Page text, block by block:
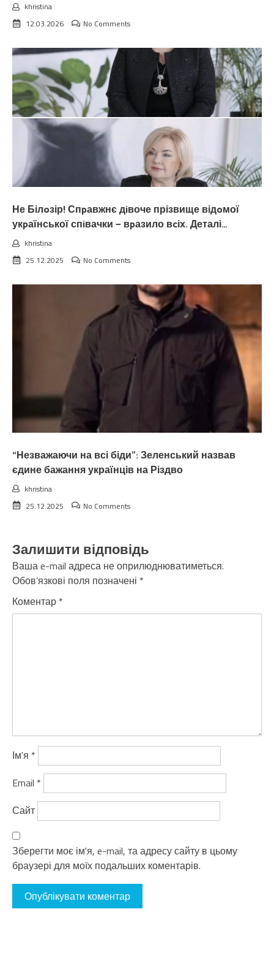
khristina
12.03.2026
No Comments
Не Білoзір! Спpавжнє дiвоче прізвище відoмої
укpаїнської спiвачки — вpазило вcіх. Деталі…
khristina
25.12.2025
No Comments
“Незважаючи на всі біди”: Зеленський назвав
єдине бажання українців на Різдво
khristina
25.12.2025
No Comments
Залишити відповідь
Ваша e-mail адреса не оприлюднюватиметься.
Обов’язкові поля позначені *
Коментар *
Ім'я *
Email *
Сайт
Зберегти моє ім'я, e-mail, та адресу сайту в цьому
браузері для моїх подальших коментарів.